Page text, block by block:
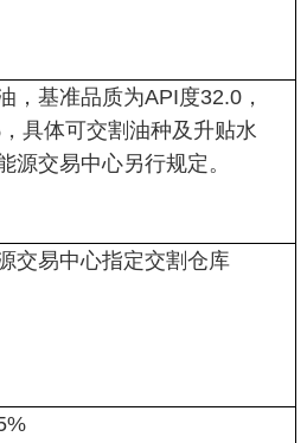
，基准品质为API度32.0，
，具体可交割油种及升贴水
源交易中心另行规定。
交易中心指定交割仓库